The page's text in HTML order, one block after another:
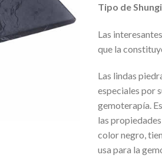
Tipo de
Las
que la
Las lindas
especiales por
gemoterapía.
las
color negro,
usa para la